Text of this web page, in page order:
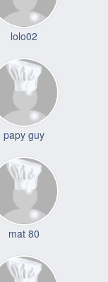
lolo02
papy guy
mat 80